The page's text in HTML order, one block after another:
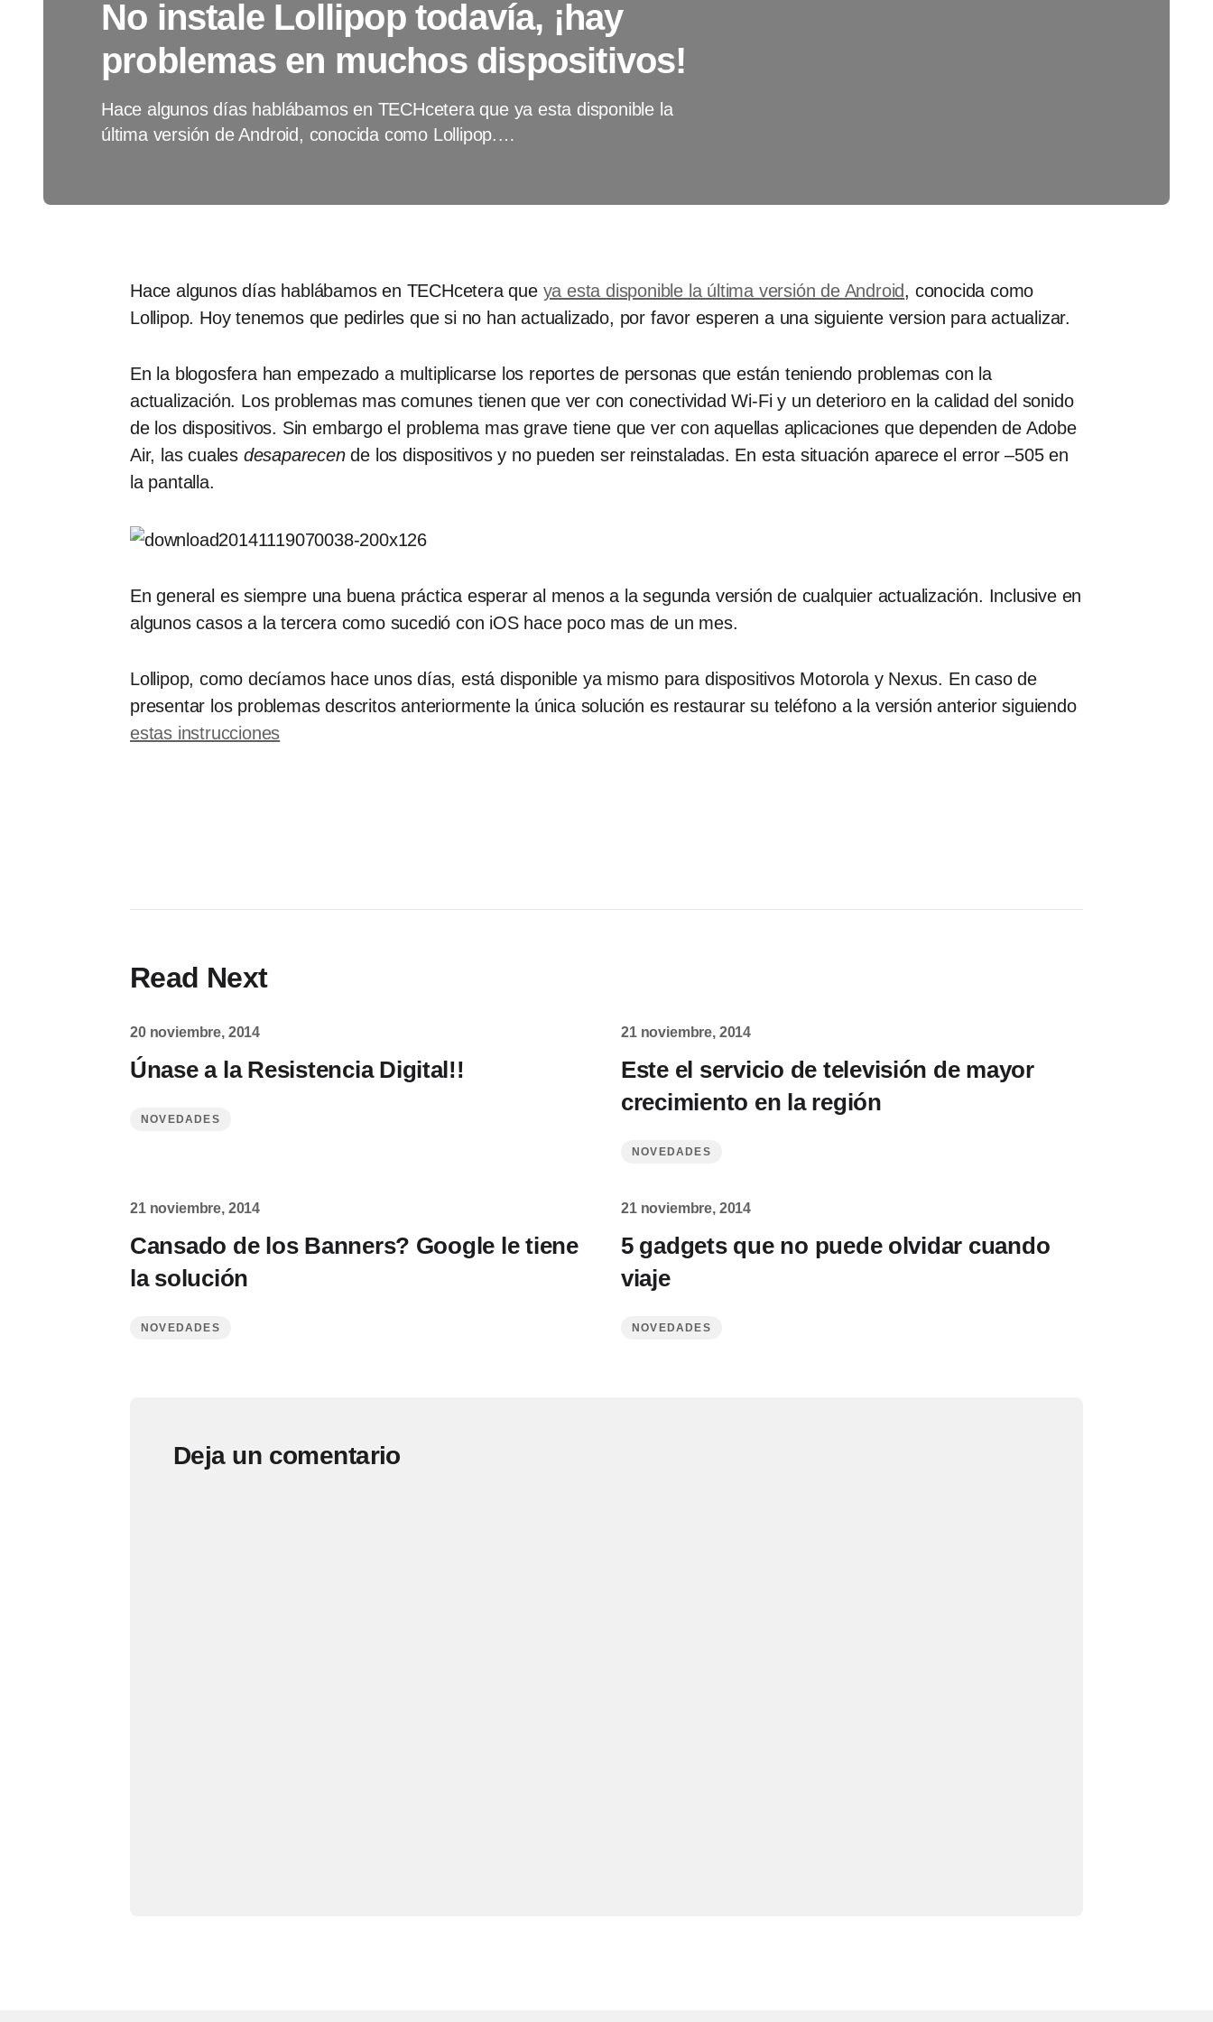
No instale Lollipop todavía, ¡hay
problemas en muchos dispositivos!
Hace algunos días hablábamos en TECHcetera que ya esta disponible la
última versión de Android, conocida como Lollipop.…
Hace algunos días hablábamos en TECHcetera que ya esta disponible la última versión de Android, conocida como
Lollipop. Hoy tenemos que pedirles que si no han actualizado, por favor esperen a una siguiente version para actualizar.
En la blogosfera han empezado a multiplicarse los reportes de personas que están teniendo problemas con la
actualización. Los problemas mas comunes tienen que ver con conectividad Wi-Fi y un deterioro en la calidad del sonido
de los dispositivos. Sin embargo el problema mas grave tiene que ver con aquellas aplicaciones que dependen de Adobe
Air, las cuales desaparecende los dispositivos y no pueden ser reinstaladas. En esta situación aparece el error –505 en
la pantalla.
En general es siempre una buena práctica esperar al menos a la segunda versión de cualquier actualización. Inclusive en
algunos casos a la tercera como sucedió con iOS hace poco mas de un mes.
Lollipop, como decíamos hace unos días, está disponible ya mismo para dispositivos Motorola y Nexus. En caso de
presentar los problemas descritos anteriormente la única solución es restaurar su teléfono a la versión anterior siguiendo
estas instrucciones
Read Next
20 noviembre, 2014
Únase a la Resistencia Digital!!
NOVEDADES
21 noviembre, 2014
Este el servicio de televisión de mayor
crecimiento en la región
NOVEDADES
21 noviembre, 2014
Cansado de los Banners? Google le tiene
la solución
NOVEDADES
21 noviembre, 2014
5 gadgets que no puede olvidar cuando
viaje
NOVEDADES
Deja un comentario